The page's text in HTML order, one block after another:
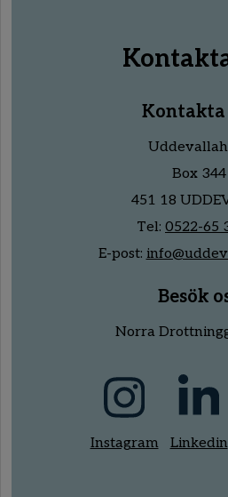
Kontakta
Box 344
451 18
Tel: 0522-65
E-post:
Besök
Norra
Instagram Linkedin